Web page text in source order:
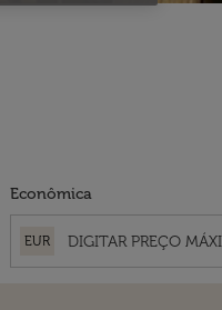
Econômica
EUR